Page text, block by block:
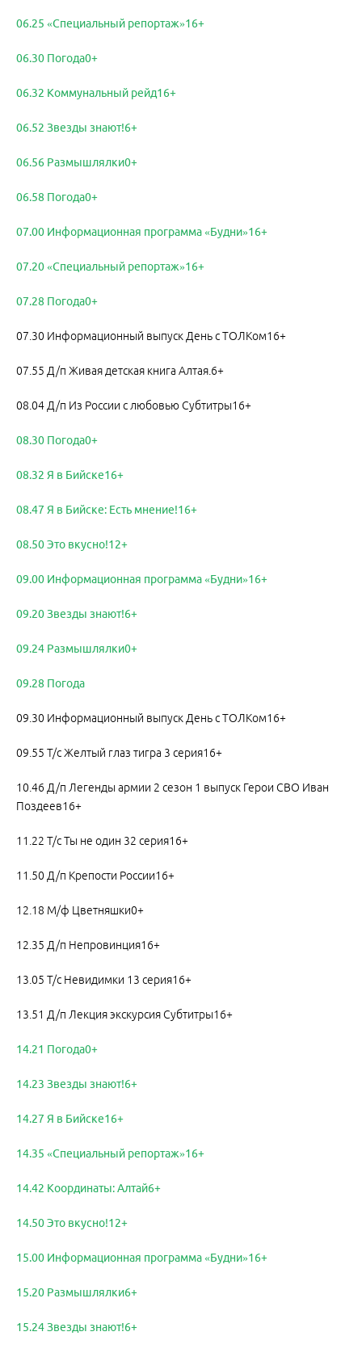
06.25 «Специальный репортаж»16+
06.30 Погода0+
06.32 Коммунальный рейд16+
06.52 Звезды знают!6+
06.56 Размышлялки0+
06.58 Погода0+
07.00 Информационная программа «Будни»16+
07.20 «Специальный репортаж»16+
07.28 Погода0+
07.30 Информационный выпуск День с ТОЛКом16+
07.55 Д/п Живая детская книга Алтая.6+
08.04 Д/п Из России с любовью Субтитры16+
08.30 Погода0+
08.32 Я в Бийске16+
08.47 Я в Бийске: Есть мнение!16+
08.50 Это вкусно!12+
09.00 Информационная программа «Будни»16+
09.20 Звезды знают!6+
09.24 Размышлялки0+
09.28 Погода
09.30 Информационный выпуск День с ТОЛКом16+
09.55 Т/с Желтый глаз тигра 3 серия16+
10.46 Д/п Легенды армии 2 сезон 1 выпуск Герои СВО Иван
Поздеев16+
11.22 Т/с Ты не один 32 серия16+
11.50 Д/п Крепости России16+
12.18 М/ф Цветняшки0+
12.35 Д/п Непровинция16+
13.05 Т/с Невидимки 13 серия16+
13.51 Д/п Лекция экскурсия Субтитры16+
14.21 Погода0+
14.23 Звезды знают!6+
14.27 Я в Бийске16+
14.35 «Специальный репортаж»16+
14.42 Координаты: Алтай6+
14.50 Это вкусно!12+
15.00 Информационная программа «Будни»16+
15.20 Размышлялки6+
15.24 Звезды знают!6+